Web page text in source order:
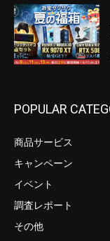
POPULAR
商品サービス
キャンペーン
イベント
調査レポート
その他